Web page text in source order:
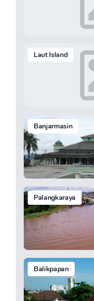
Laut Island
Banjarmasin
Palangkaraya
Balikpapan